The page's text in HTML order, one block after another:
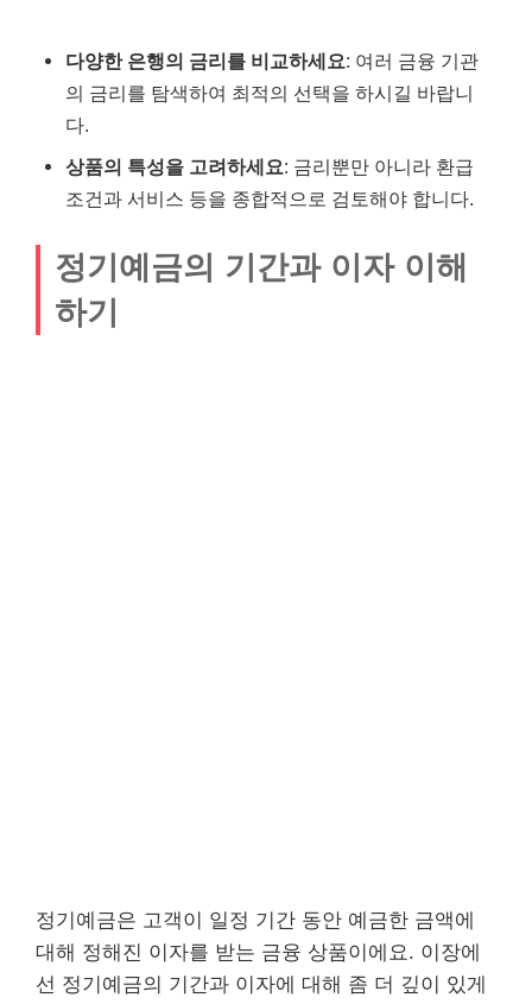
다양한 은행의 금리를 비교하세요: 여러 금융 기관
의 금리를 탐색하여 최적의 선택을 하시길 바랍니
다.
상품의 특성을 고려하세요: 금리뿐만 아니라 환급
조건과 서비스 등을 종합적으로 검토해야 합니다.
정기예금의 기간과 이자 이해
하기
정기예금은 고객이 일정 기간 동안 예금한 금액에
대해 정해진 이자를 받는 금융 상품이에요. 이장에
선 정기예금의 기간과 이자에 대해 좀 더 깊이 있게